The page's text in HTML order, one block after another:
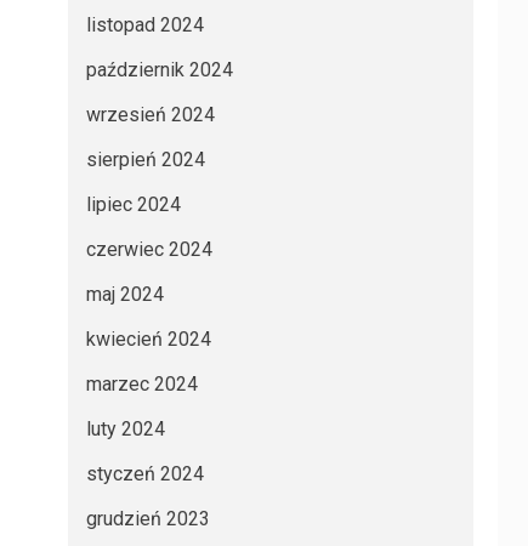
listopad 2024
październik 2024
wrzesień 2024
sierpień 2024
lipiec 2024
czerwiec 2024
maj 2024
kwiecień 2024
marzec 2024
luty 2024
styczeń 2024
grudzień 2023